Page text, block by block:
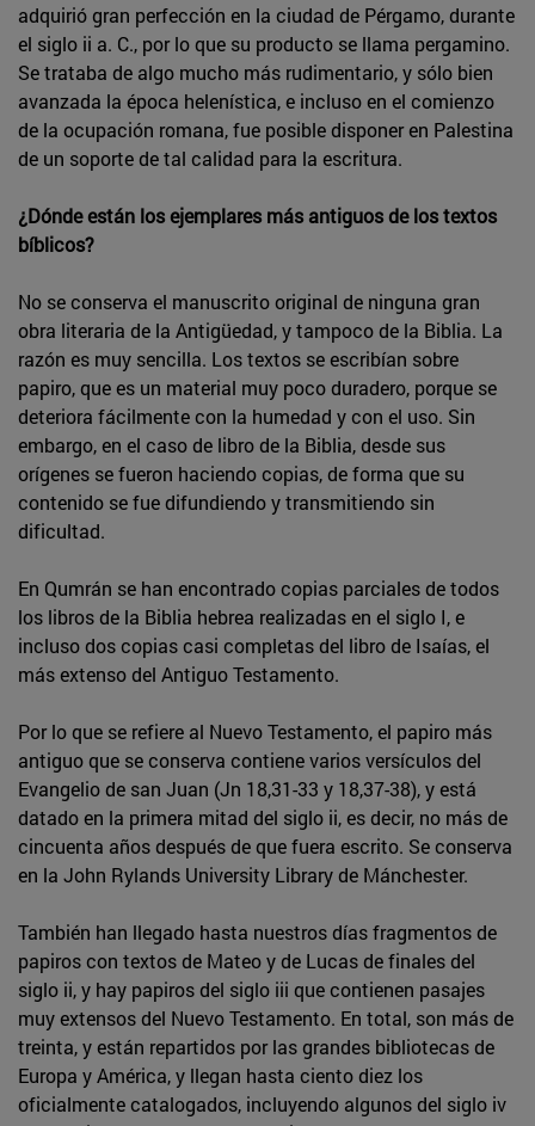
adquirió gran perfección en la ciudad de Pérgamo, durante
el siglo ii a. C., por lo que su producto se llama pergamino.
Se trataba de algo mucho más rudimentario, y sólo bien
avanzada la época helenística, e incluso en el comienzo
de la ocupación romana, fue posible disponer en Palestina
de un soporte de tal calidad para la escritura.
¿Dónde están los ejemplares más antiguos de los textos
bíblicos?
No se conserva el manuscrito original de ninguna gran
obra literaria de la Antigüedad, y tampoco de la Biblia. La
razón es muy sencilla. Los textos se escribían sobre
papiro, que es un material muy poco duradero, porque se
deteriora fácilmente con la humedad y con el uso. Sin
embargo, en el caso de libro de la Biblia, desde sus
orígenes se fueron haciendo copias, de forma que su
contenido se fue difundiendo y transmitiendo sin
dificultad.
En Qumrán se han encontrado copias parciales de todos
los libros de la Biblia hebrea realizadas en el siglo I, e
incluso dos copias casi completas del libro de Isaías, el
más extenso del Antiguo Testamento.
Por lo que se refiere al Nuevo Testamento, el papiro más
antiguo que se conserva contiene varios versículos del
Evangelio de san Juan (Jn 18,31-33 y 18,37-38), y está
datado en la primera mitad del siglo ii, es decir, no más de
cincuenta años después de que fuera escrito. Se conserva
en la John Rylands University Library de Mánchester.
También han llegado hasta nuestros días fragmentos de
papiros con textos de Mateo y de Lucas de finales del
siglo ii, y hay papiros del siglo iii que contienen pasajes
muy extensos del Nuevo Testamento. En total, son más de
treinta, y están repartidos por las grandes bibliotecas de
Europa y América, y llegan hasta ciento diez los
oficialmente catalogados, incluyendo algunos del siglo iv